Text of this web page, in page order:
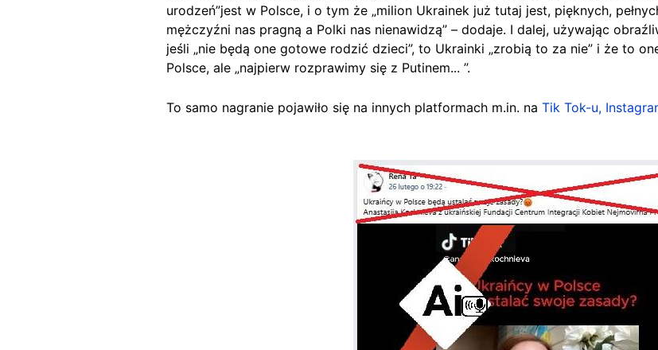
urodzeń”jest w Polsce, i o tym że „milion Ukrainek już tutaj jest, pięknych,
mężczyźni nas pragną a Polki nas nienawidzą” – dodaje. I dalej, używając
jeśli „nie będą one gotowe rodzić dzieci”, to Ukrainki „zrobią to za nie” i że to
Polsce, ale „najpierw rozprawimy się z Putinem... ”.
To samo nagranie pojawiło się na innych platformach m.in. na Tik Tok-u,